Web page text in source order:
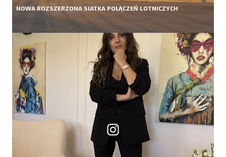
NOWA ROZSZERZONA SIATKA POŁĄCZEŃ LOTNICZYCH